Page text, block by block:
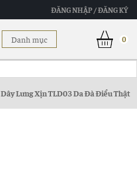
ĐĂNG NHẬP / ĐĂNG KÝ
Danh mục 0
Dây Lưng Xịn TLD03 Da Đà Điểu Thật